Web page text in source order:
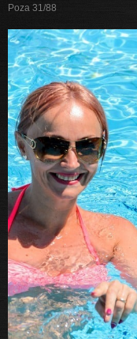
Poza 31/88